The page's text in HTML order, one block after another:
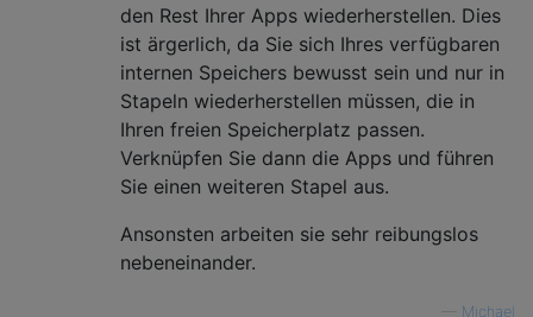
den Rest Ihrer Apps wiederherstellen. Dies
ist ärgerlich, da Sie sich Ihres verfügbaren
internen Speichers bewusst sein und nur in
Stapeln wiederherstellen müssen, die in
Ihren freien Speicherplatz passen.
Verknüpfen Sie dann die Apps und führen
Sie einen weiteren Stapel aus.
Ansonsten arbeiten sie sehr reibungslos
nebeneinander.
Michael